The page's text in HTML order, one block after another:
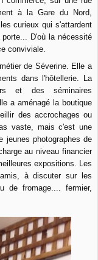
à la Gare du Nord,
curieux qui s'attardent
D'où la nécessité
conviviale.
de Séverine. Elle a
dans l'hôtellerie. La
et des séminaires
a aménagé la boutique
des accrochages ou
vaste, mais c'est une
jeunes photographes de
au niveau financier
expositions. Les
à discuter sur les
de fromage.... fermier,